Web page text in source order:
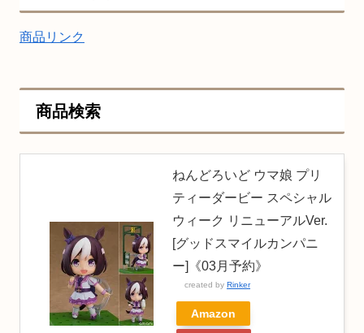
商品リンク
商品検索
ねんどろいど ウマ娘 プリ
ティーダービー スペシャル
ウィーク リニューアルVer.
[グッドスマイルカンパニ
ー]《03月予約》
created by Rinker
Amazon